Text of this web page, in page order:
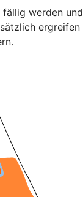
fällig werden und
ergreifen